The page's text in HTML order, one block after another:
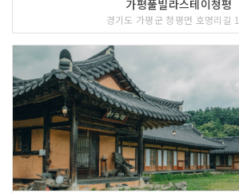
가평풀빌라스테이청평
경기도 가평군 청평면 호명리길